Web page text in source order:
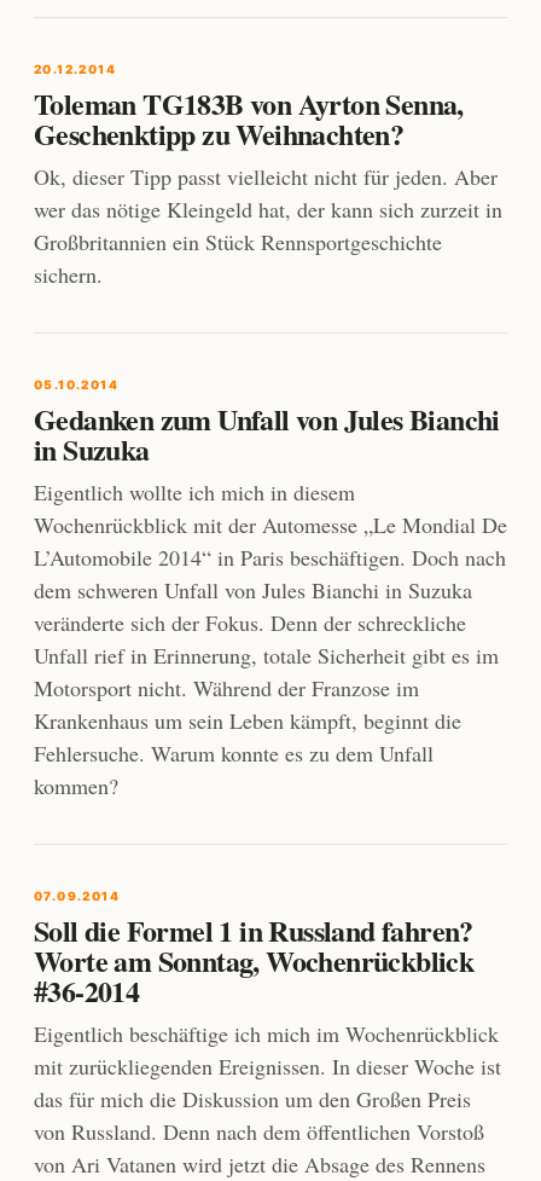
20.12.2014
Toleman TG183B von Ayrton Senna,
Geschenktipp zu Weihnachten?
Ok, dieser Tipp passt vielleicht nicht für jeden. Aber
wer das nötige Kleingeld hat, der kann sich zurzeit in
Großbritannien ein Stück Rennsportgeschichte
sichern.
05.10.2014
Gedanken zum Unfall von Jules Bianchi
in Suzuka
Eigentlich wollte ich mich in diesem
Wochenrückblick mit der Automesse „Le Mondial De
L’Automobile 2014“ in Paris beschäftigen. Doch nach
dem schweren Unfall von Jules Bianchi in Suzuka
veränderte sich der Fokus. Denn der schreckliche
Unfall rief in Erinnerung, totale Sicherheit gibt es im
Motorsport nicht. Während der Franzose im
Krankenhaus um sein Leben kämpft, beginnt die
Fehlersuche. Warum konnte es zu dem Unfall
kommen?
07.09.2014
Soll die Formel 1 in Russland fahren?
Worte am Sonntag, Wochenrückblick
#36-2014
Eigentlich beschäftige ich mich im Wochenrückblick
mit zurückliegenden Ereignissen. In dieser Woche ist
das für mich die Diskussion um den Großen Preis
von Russland. Denn nach dem öffentlichen Vorstoß
von Ari Vatanen wird jetzt die Absage des Rennens